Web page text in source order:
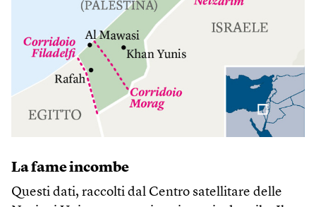
La fame incombe
Questi dati, raccolti dal Centro satellitare delle